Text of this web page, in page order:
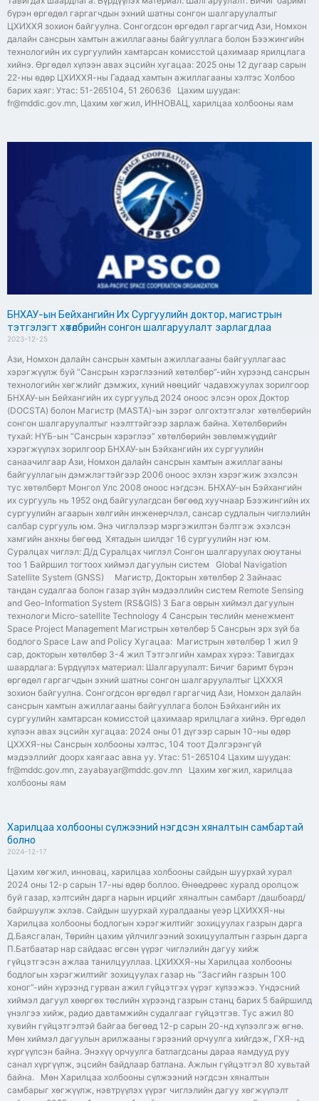
бүрэн өргөдөл гаргагчдын эхний шатны сонгон шалгаруулалтыг
ЦХИХХЯ зохион байгуулна. Сонгогдсон өргөдөл гаргагчид Ази, Номхон
далайн сансрын хамтын ажиллагааны байгууллага болон Бээжингийн
технологийн их сургуулийн хамтарсан комисстой цахимаар ярилцлага
хийнэ. Өргөдөл хүлээн авах эцсийн хугацаа: 2025 оны 12 дугаар сарын
22-ны өдөр ЦХИХХЯ-ны Гадаад хамтын ажиллагааны хэлтэс Холбоо
барих хаяг: Утас: 51-265104, 51 260636 Цахим шуудан:
fr@mddic.gov.mn, Цахим хөгжил, ИННОВАЦ, харилцаа холбооны яам
БНХАУ-ын Бейхангийн Их Сургуулийн доктор, магистрын
тэтгэлэгт хөтөлбөрийн сонгон шалгаруулалт зарлагдлаа
2023-12-25
Ази, Номхон далайн сансрын хамтын ажиллагааны байгууллагаас
хэрэгжүүлж буй “Сансрын хэрэглээний хөтөлбөр”-ийн хүрээнд сансрын
технологийн хөгжлийг дэмжих, хүний нөөцийг чадавхжуулах зорилгоор
БНХАУ-ын Бейхангийн их сургуульд 2024 оноос элсэн орох Доктор
(DOCSTA) болон Магистр (MASTA)-ын зэрэг олгохтэтгэлэг хөтөлбөрийн
сонгон шалгаруулалтыг нээлттэйгээр зарлаж байна. Хөтөлбөрийн
тухай: НҮБ-ын “Сансрын хэрэглээ” хөтөлбөрийн зөвлөмжүүдийг
хэрэгжүүлэх зорилгоор БНХАУ-ын Бэйхангийн их сургуулийн
санаачилгаар Ази, Номхон далайн сансрын хамтын ажиллагааны
байгууллагын дэмжлэгтэйгээр 2006 оноос эхлэн хэрэгжиж эхэлсэн
тус хөтөлбөрт Монгол Улс 2008 оноос нэгдсэн. БНХАУ-ын Бэйхангийн
их сургууль нь 1952 онд байгуулагдсан бөгөөд хуучнаар Бээжингийн их
сургуулийн агаарын хөлгийн инженерчлэл, сансар судлалын чиглэлийн
салбар сургууль юм. Энэ чиглэлээр мэргэжилтэн бэлтгэж эхэлсэн
хамгийн анхны бөгөөд Хятадын шилдэг 16 сургуулийн нэг юм.
Суралцах чиглэл: Д/д Суралцах чиглэл Сонгон шалгаруулах оюутаны
тоо 1 Байршил тогтоох хиймэл дагуулын систем Global Navigation
Satellite System (GNSS) Магистр, Докторын хөтөлбөр 2 Зайнаас
тандан судалгаа болон газар зүйн мэдээллийн систем Remote Sensing
and Geo-Information System (RS&GIS) 3 Бага оврын хиймэл дагуулын
технологи Micro-satellite Technology 4 Сансрын төслийн менежмент
Space Project Management Магистрын хөтөлбөр 5 Сансрын эрх зүй ба
бодлого Space Law and Policy Хугацаа: Магистрын хөтөлбөр 1 жил 9
сар, докторын хөтөлбөр 3-4 жил Тэтгэлгийн хамрах хүрээ: Тавигдах
шаардлага: Бүрдүүлэх материал: Шалгаруулалт: Бичиг баримт бүрэн
өргөдөл гаргагчдын эхний шатны сонгон шалгаруулалтыг ЦХХХЯ
зохион байгуулна. Сонгогдсон өргөдөл гаргагчид Ази, Номхон далайн
сансрын хамтын ажиллагааны байгууллага болон Бэйхангийн их
сургуулийн хамтарсан комисстой цахимаар ярилцлага хийнэ. Өргөдөл
хүлээн авах эцсийн хугацаа: 2024 оны 01 дүгээр сарын 10-ны өдөр
ЦХХХЯ-ны Сансрын холбооны хэлтэс, 104 тоот Дэлгэрэнгүй
мэдээллийг доорх хаягаас авна уу. Утас: 51-265104 Цахим шуудан:
fr@mddc.gov.mn, zayabayar@mddc.gov.mn Цахим хөгжил, харилцаа
холбооны яам
Харилцаа холбооны сүлжээний нэгдсэн хяналтын самбартай
болно
2024-12-17
Цахим хөгжил, инновац, харилцаа холбооны сайдын шуурхай хурал
2024 оны 12-р сарын 17-ны өдөр боллоо. Өнөөдрөөс хуралд оролцож
буй газар, хэлтсийн дарга нарын ирцийг хяналтын самбарт /дашбоард/
байршуулж эхлэв. Сайдын шуурхай хуралдааны үеэр ЦХИХХЯ-ны
Харилцаа холбооны бодлогын хэрэгжилтийг зохицуулах газрын дарга
Д.Баясгалан, Төрийн цахим үйлчилгээний зохицуулалтын газрын дарга
П.Батбаатар нар сайдаас өгсөн үүрэг чиглэлийн дагуу хийж
гүйцэтгэсэн ажлаа танилцууллаа. ЦХИХХЯ-ны Харилцаа холбооны
бодлогын хэрэгжилтийг зохицуулах газар нь “Засгийн газрын 100
хоног”-ийн хүрээнд гурван ажил гүйцэтгэх үүрэг хүлээжээ. Үндэсний
хиймэл дагуул хөөргөх төслийн хүрээнд газрын станц барих 5 байршилд
үнэлгээ хийж, радио давтамжийн судалгааг гүйцэтгэв. Тус ажил 80
хувийн гүйцэтгэлтэй байгаа бөгөөд 12-р сарын 20-нд хүлээлгэж өгнө.
Мөн хиймэл дагуулын арилжааны гэрээний орчуулга хийгдэж, ГХЯ-нд
хүргүүлсэн байна. Энэхүү орчуулга батлагдсаны дараа яамдууд руу
санал хүргүүлж, эцсийн байдлаар батлана. Ажлын гүйцэтгэл 80 хувьтай
байна. Мөн Харилцаа холбооны сүлжээний нэгдсэн хяналтын
самбарыг хөгжүүлж, нэвтрүүлэх үүрэг чиглэлийн дагуу хөгжүүлэлт